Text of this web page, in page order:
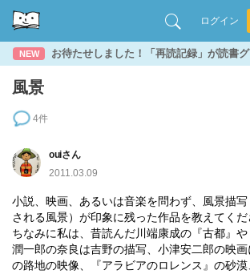
ログイン
NEW お待たせしました！「再読記録」が読書グ
風景
4件
ouiさん
2011.03.09
小説、映画、あるいは音楽を問わず、風景描
される風景）が印象に残った作品を教えてくだ
ちなみに私は、昔読んだ川端康成の『古都』
潤一郎の奈良は吉野の描写、小津安二郎の映
の路地の映像、『アラビアのロレンス』の砂